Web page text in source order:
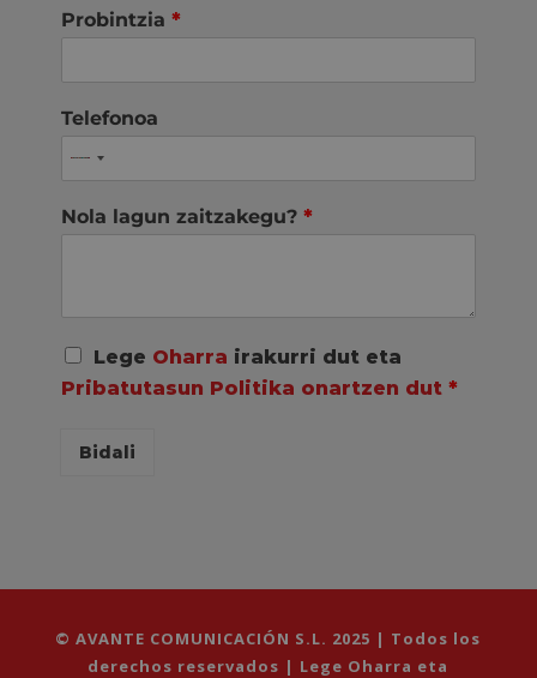
Probintzia *
Telefonoa
Nola lagun zaitzakegu? *
A
c
u
D
Lege Oharra irakurri dut eta
Pribatutasun Politika onartzen dut *
Bidali
© AVANTE COMUNICACIÓN S.L. 2025 | Todos los
derechos reservados | Lege Oharra eta